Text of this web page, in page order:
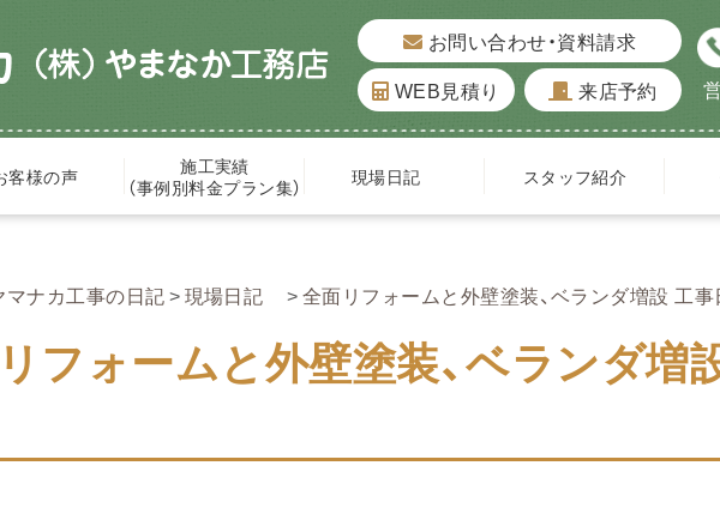
お問い合わせ・資料請求
WEB見積り
来店予約
客様の声
施工実績
（事例別料金プラン集）
現場日記 スタッフ紹介
マナカ工事の日記 現場日記 全面リフォームと外壁塗装、ベランダ増設 工
フォームと外壁塗装、ベランダ